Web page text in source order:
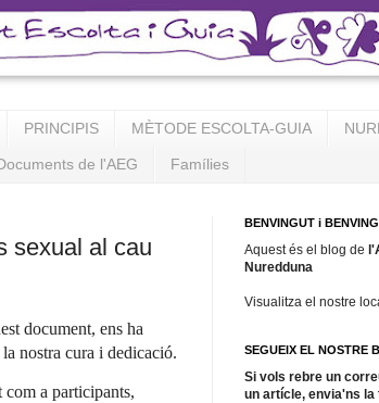
PRINCIPIS MÈTODE ESCOLTA-GUIA
de l'AEG Famílies
sexual al cau
document, ens ha
nostra cura i dedicació.
a participants,
BENVINGUT i
Aquest és el blog de
Nuredduna
Visualitza el nostre
SEGUEIX EL NOSTRE
Si vols rebre un
un artícle, envia'ns la